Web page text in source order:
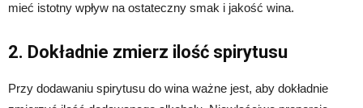
mieć istotny wpływ na ostateczny smak i jakość wina.
2. Dokładnie zmierz ilość spirytusu
Przy dodawaniu spirytusu do wina ważne jest, aby dokładnie